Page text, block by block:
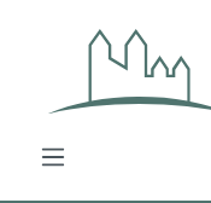
Zum Hauptinhalt